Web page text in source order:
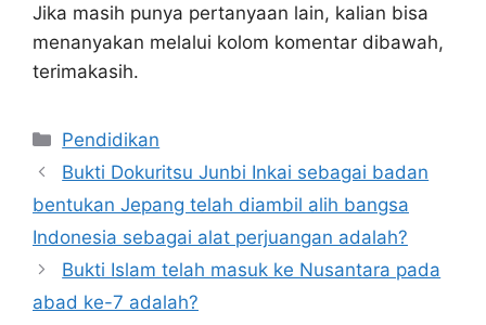
Jika masih punya pertanyaan lain, kalian bisa
menanyakan melalui kolom komentar dibawah,
terimakasih.
Kategori
Pendidikan
Bukti Dokuritsu Junbi Inkai sebagai badan
bentukan Jepang telah diambil alih bangsa
Indonesia sebagai alat perjuangan adalah?
Bukti Islam telah masuk ke Nusantara pada
abad ke-7 adalah?